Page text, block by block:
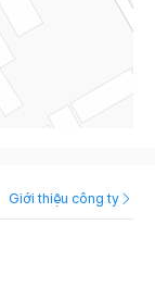
Giới thiệu công ty